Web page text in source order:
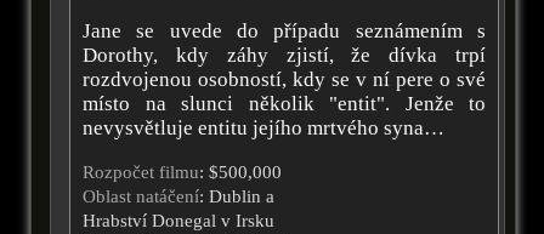
Jane se uvede do případu seznámením s
Dorothy, kdy záhy zjistí, že dívka trpí
rozdvojenou osobností, kdy se v ní pere o své
místo na slunci několik "entit". Jenže to
nevysvětluje entitu jejího mrtvého syna…
Rozpočet filmu: $500,000
Oblast natáčení: Dublin a
Hrabství Donegal v Irsku